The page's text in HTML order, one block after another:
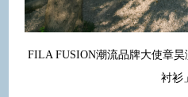
FILA FUSION潮流品牌大使章
衬衫」